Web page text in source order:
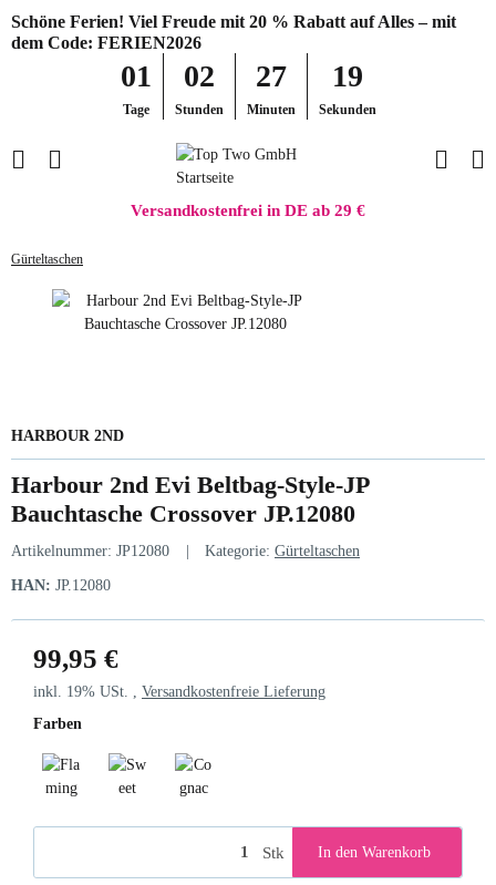
Schöne Ferien! Viel Freude mit 20 % Rabatt auf Alles – mit
dem Code: FERIEN2026
01
Tage
02
Stunden
27
Minuten
19
Sekunden
Versandkostenfrei in DE ab 29 €
Gürteltaschen
HARBOUR 2ND
Harbour 2nd Evi Beltbag-Style-JP
Bauchtasche Crossover JP.12080
Artikelnummer: JP12080 Kategorie: Gürteltaschen
HAN: JP.12080
99,95 €
inkl. 19% USt. , Versandkostenfreie Lieferung
Farben
Stk In den Warenkorb